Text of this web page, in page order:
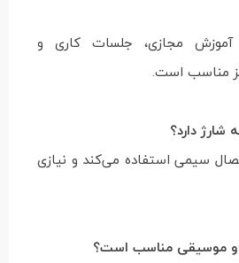
آموزش مجازی، جلسات کاری و
مناسب است.
سیمی استفاده می‌کند و نیازی
و موسیقی مناسب است؟